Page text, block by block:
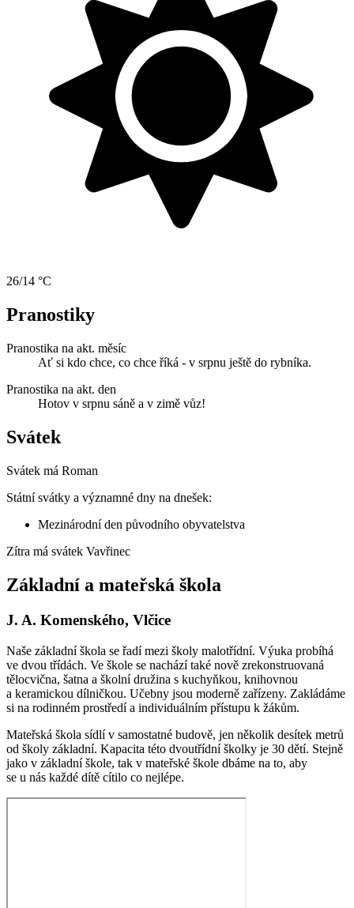
26/14 °C
Pranostiky
Pranostika na akt. měsíc
Ať si kdo chce, co chce říká - v srpnu ještě do rybníka.
Pranostika na akt. den
Hotov v srpnu sáně a v zimě vůz!
Svátek
Svátek má Roman
Státní svátky a významné dny na dnešek:
Mezinárodní den původního obyvatelstva
Zítra má svátek Vavřinec
Základní a mateřská škola
J. A. Komenského, Vlčice
Naše základní škola se řadí mezi školy malotřídní. Výuka probíhá
ve dvou třídách. Ve škole se nachází také nově zrekonstruovaná
tělocvična, šatna a školní družina s kuchyňkou, knihovnou
a keramickou dílničkou. Učebny jsou moderně zařízeny. Zakládáme
si na rodinném prostředí a individuálním přístupu k žákům.
Mateřská škola sídlí v samostatné budově, jen několik desítek metrů
od školy základní. Kapacita této dvoutřídní školky je 30 dětí. Stejně
jako v základní škole, tak v mateřské škole dbáme na to, aby
se u nás každé dítě cítilo co nejlépe.